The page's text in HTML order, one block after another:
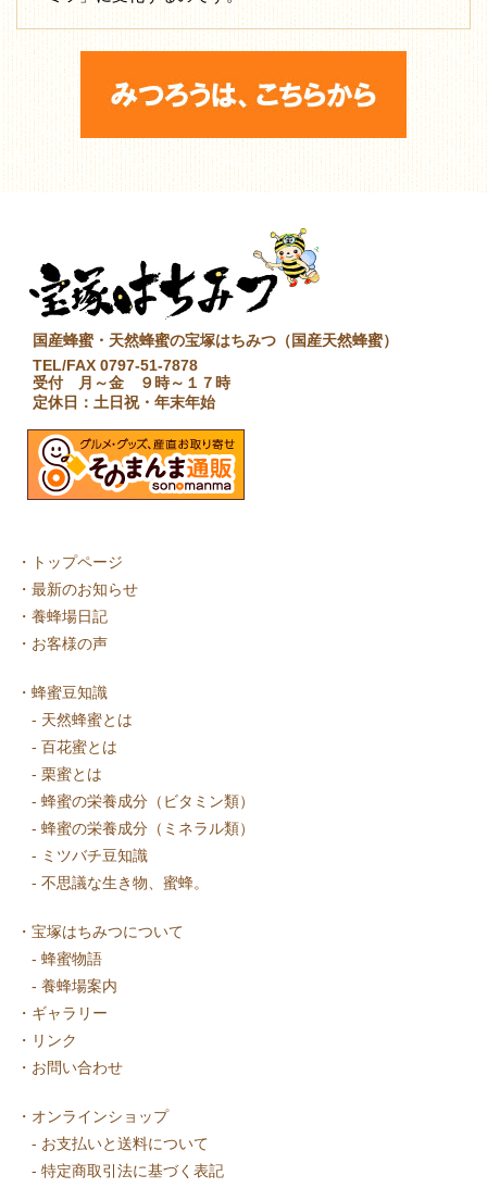
国産蜂蜜・天然蜂蜜の宝塚はちみつ（国産天然蜂蜜）
TEL/FAX 0797-51-7878
受付 月～金 ９時～１７時
定休日：土日祝・年末年始
・
トップページ
・ 最新のお知らせ
・ 養蜂場日記
・ お客様の声
・ 蜂蜜豆知識
- 天然蜂蜜とは
- 百花蜜とは
- 栗蜜とは
- 蜂蜜の栄養成分（ビタミン類）
- 蜂蜜の栄養成分（ミネラル類）
- ミツバチ豆知識
- 不思議な生き物、蜜蜂。
・ 宝塚はちみつについて
- 蜂蜜物語
- 養蜂場案内
・ ギャラリー
・ リンク
・ お問い合わせ
・ オンラインショップ
- お支払いと送料について
- 特定商取引法に基づく表記